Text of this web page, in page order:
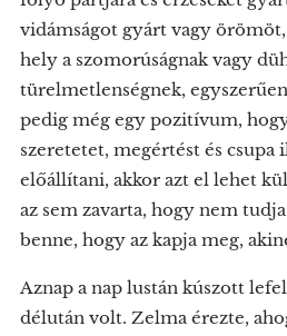
vidámságot gyárt vagy
hely a szomorúságnak vagy
türelmetlenségnek,
pedig még egy pozitívum,
szeretetet, megértést és csupa
előállítani, akkor azt el lehet
az sem zavarta, hogy nem
benne, hogy az kapja meg,
Aznap a nap lustán kúszott
délután volt. Zelma érezte,